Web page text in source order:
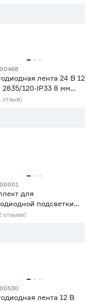
4
10
2
лента 24 В 12
2835/120‑IP33 8 мм
5 м Geniled
отзыв)
для
подсветки
LED 1,2 м c датчиком
отзыва)
лента 12 В